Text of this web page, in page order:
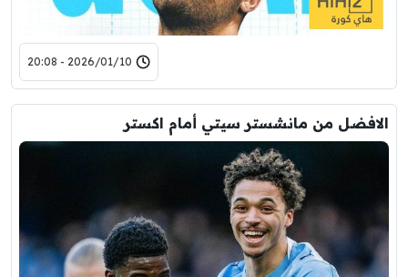
2026/01/10 - 20:08
الافضل من مانشستر سيتي أمام اكستر